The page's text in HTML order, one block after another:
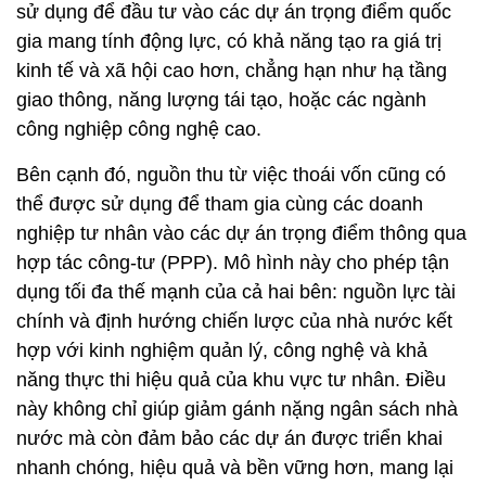
sử dụng để đầu tư vào các dự án trọng điểm quốc
gia mang tính động lực, có khả năng tạo ra giá trị
kinh tế và xã hội cao hơn, chẳng hạn như hạ tầng
giao thông, năng lượng tái tạo, hoặc các ngành
công nghiệp công nghệ cao.
Bên cạnh đó, nguồn thu từ việc thoái vốn cũng có
thể được sử dụng để tham gia cùng các doanh
nghiệp tư nhân vào các dự án trọng điểm thông qua
hợp tác công-tư (PPP). Mô hình này cho phép tận
dụng tối đa thế mạnh của cả hai bên: nguồn lực tài
chính và định hướng chiến lược của nhà nước kết
hợp với kinh nghiệm quản lý, công nghệ và khả
năng thực thi hiệu quả của khu vực tư nhân. Điều
này không chỉ giúp giảm gánh nặng ngân sách nhà
nước mà còn đảm bảo các dự án được triển khai
nhanh chóng, hiệu quả và bền vững hơn, mang lại